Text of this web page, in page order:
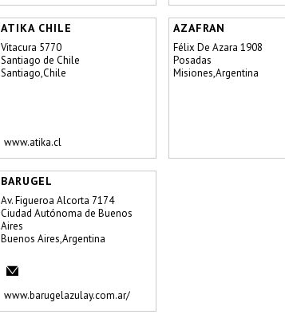
ATIKA CHILE
Vitacura 5770
Santiago de Chile
Santiago,Chile
www.atika.cl
AZAFRAN
Félix De Azara 1908
Posadas
Misiones,Argentina
BARUGEL
Av. Figueroa Alcorta 7174
Ciudad Autónoma de Buenos
Aires
Buenos Aires,Argentina
www.barugelazulay.com.ar/